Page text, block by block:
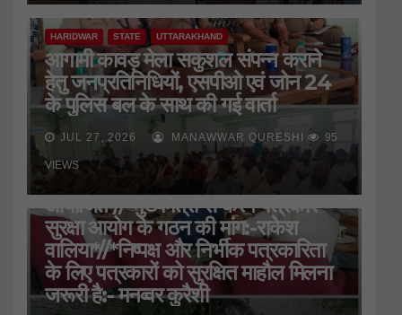
HARIDWAR STATE UTTARAKHAND
आगामी कावड़ मेला सकुशल संपन्न कराने
हेतु जनप्रतिनिधियों, एसपीओ एवं जोन 24
के पुलिस बल के साथ की गई वार्ता
JUL 27, 2026 MANAWWAR QURESHI 95
VIEWS
HARIDWAR STATE UTTARAKHAND
जिला प्रेस क्लब की बैठक
आयोजित*//*मुख्यमंत्री से करेंगे पत्रकार
सुरक्षा आयोग के गठन की मांग:-राकेश
वालिया*//*निष्पक्ष और निर्भीक पत्रकारिता
के लिए पत्रकारों को सुरक्षित माहौल मिलना
जरूरी है:- मनव्वर कुरैशी